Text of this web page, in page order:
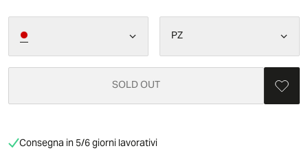
PZ
SOLD OUT
Consegna in 5/6 giorni lavorativi